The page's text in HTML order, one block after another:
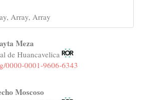
Array, Array
Meza
de Huancavelica
0000-0001-9606-6343
Moscoso